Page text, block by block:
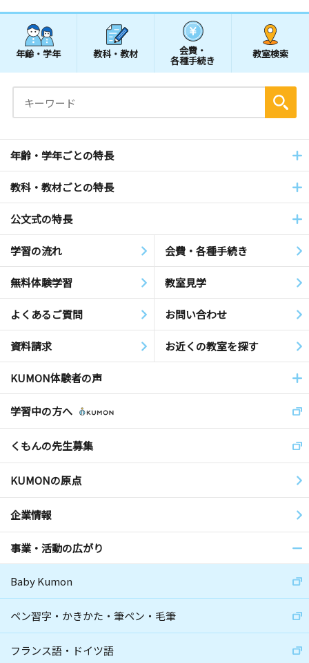
年齢・学年 教科・教材 会費・
各種手続き
教室検索
年齢・学年ごとの特長
教科・教材ごとの特長
公文式の特長
学習の流れ 会費・各種手続き
無料体験学習 教室見学
よくあるご質問 お問い合わせ
資料請求 お近くの教室を探す
KUMON体験者の声
学習中の方へ
くもんの先生募集
KUMONの原点
企業情報
事業・活動の広がり
Baby Kumon
ペン習字・かきかた・筆ペン・毛筆
フランス語・ドイツ語